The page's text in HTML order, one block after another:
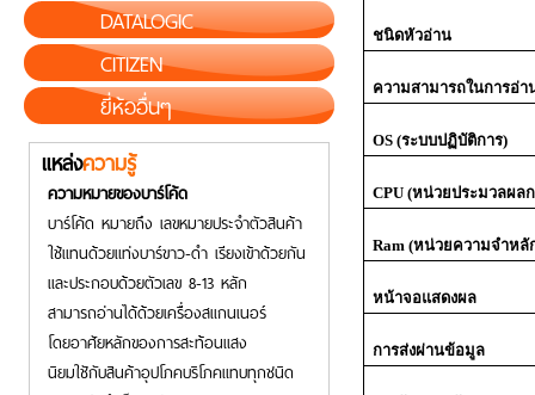
DATALOGIC
CITIZEN
ยี่ห้ออื่นๆ
แหล่งความรู้
ความหมายของบาร์โค้ด
บาร์โค้ด หมายถึง เลขหมายประจำตัวสินค้า
ใช้แทนด้วยแท่งบาร์ขาว-ดำ เรียงเข้าด้วยกัน
และประกอบด้วยตัวเลข 8-13 หลัก
สามารถอ่านได้ด้วยเครื่องสแกนเนอร์
โดยอาศัยหลักของการสะท้อนแสง
นิยมใชักับสินค้าอุปโภคบริโภคแทบทุกชนิด
ชนิดหัวอ่าน
ความสามารถในการอ่า
OS (ระบบปฏิบัติการ)
CPU (หน่วยประมวลผล
Ram (หน่วยความจำหลั
หน้าจอแสดงผล
การส่งผ่านข้อมูล